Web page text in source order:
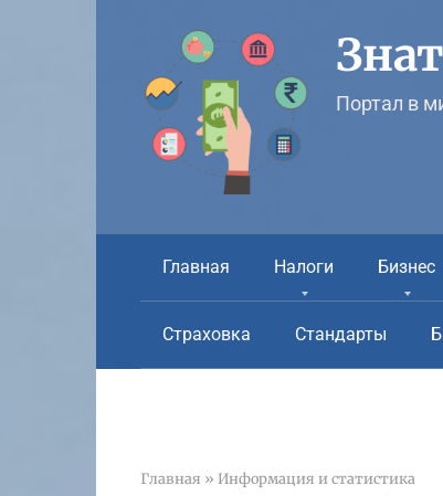
Портал в
Главная Налоги Бизнес
Страховка Стандарты
Главная » Информация и статистика